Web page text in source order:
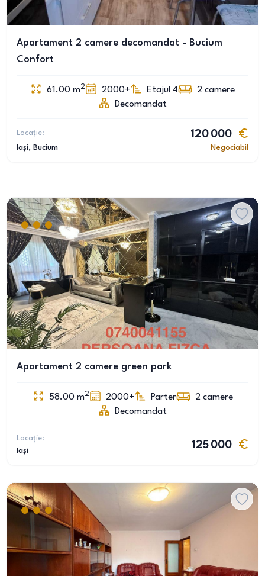
Apartament 2 camere decomandat - Bucium
Confort
61.00 m2 2000+ Etajul 4 2 camere
Decomandat
Locație:
Iași, Bucium
120 000
Negociabil
Apartament 2 camere green park
58.00 m2 2000+ Parter 2 camere
Decomandat
Locație:
Iași
125 000